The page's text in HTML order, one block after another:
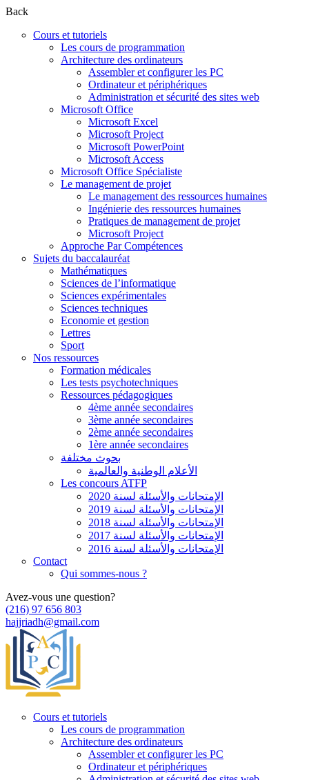
Back
Cours et tutoriels
Les cours de programmation
Architecture des ordinateurs
Assembler et configurer les PC
Ordinateur et périphériques
Administration et sécurité des sites web
Microsoft Office
Microsoft Excel
Microsoft Project
Microsoft PowerPoint
Microsoft Access
Microsoft Office Spécialiste
Le management de projet
Le management des ressources humaines
Ingénierie des ressources humaines
Pratiques de management de projet
Microsoft Project
Approche Par Compétences
Sujets du baccalauréat
Mathématiques
Sciences de l’informatique
Sciences expérimentales
Sciences techniques
Economie et gestion
Lettres
Sport
Nos ressources
Formation médicales
Les tests psychotechniques
Ressources pédagogiques
4ème année secondaires
3ème année secondaires
2ème année secondaires
1ère année secondaires
بحوث مختلفة
الأعلام الوطنية والعالمية
Les concours ATFP
الإمتحانات والأسئلة لسنة 2020
الإمتحانات والأسئلة لسنة 2019
الإمتحانات والأسئلة لسنة 2018
الإمتحانات والأسئلة لسنة 2017
الإمتحانات والأسئلة لسنة 2016
Contact
Qui sommes-nous ?
Avez-vous une question?
(216) 97 656 803
hajjriadh@gmail.com
Cours et tutoriels
Les cours de programmation
Architecture des ordinateurs
Assembler et configurer les PC
Ordinateur et périphériques